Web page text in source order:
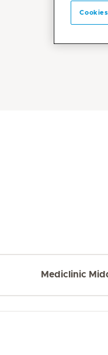
Mediclinic